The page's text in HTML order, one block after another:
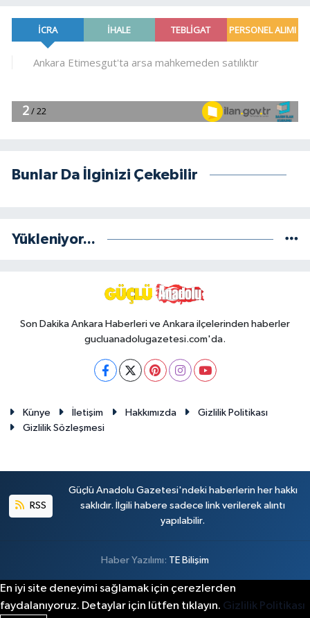
Bunlar Da İlginizi Çekebilir
Yükleniyor...
Son Dakika Ankara Haberleri ve Ankara ilçelerinden haberler
gucluanadolugazetesi.com'da.
Künye İletişim Hakkımızda
Gizlilik Politikası
Gizlilik Sözleşmesi
RSS
Güçlü Anadolu Gazetesi'ndeki haberlerin her hakkı
saklıdır. İlgili habere sadece link verilerek alıntı
yapılabilir.
Haber Yazılımı: TE Bilişim
En iyi site deneyimi sağlamak için çerezlerden
faydalanıyoruz. Detaylar için lütfen tıklayın. Gizlilik Politikası